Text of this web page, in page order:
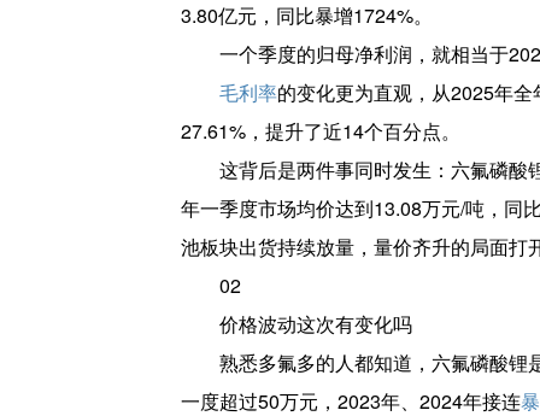
3.80亿元，同比暴增1724%。
一个季度的归母净利润，就相当于
毛利率的变化更为直观，从2025年
27.61%，提升了近14个百分点。
这背后是两件事同时发生：六氟磷
年一季度市场均价达到13.08万元/吨，同
池板块出货持续放量，量价齐升的局面打
02
价格波动这次有变化吗
熟悉多氟多的人都知道，六氟磷酸
一度超过50万元，2023年、2024年接连